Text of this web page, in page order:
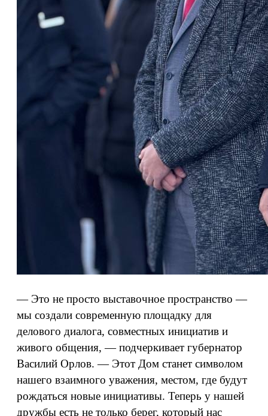
— Это не просто выставочное пространство —
мы создали современную площадку для
делового диалога, совместных инициатив и
живого общения, — подчеркивает губернатор
Василий Орлов. — Этот Дом станет символом
нашего взаимного уважения, местом, где будут
рождаться новые инициативы. Теперь у нашей
дружбы есть не только берег, который нас